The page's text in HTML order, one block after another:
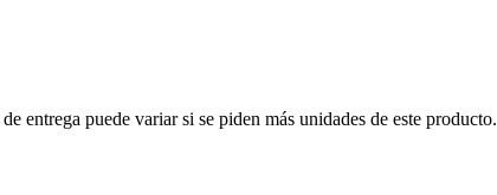
entrega puede variar si se piden más unidades de este producto.